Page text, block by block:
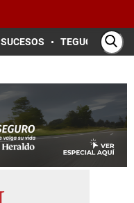
SUCESOS TEGUCIGALPA